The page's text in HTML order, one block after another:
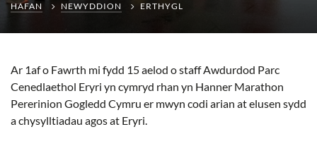
HAFAN NEWYDDION ERTHYGL
Ar 1af o Fawrth mi fydd 15 aelod o staff Awdurdod Parc
Cenedlaethol Eryri yn cymryd rhan yn Hanner Marathon
Pererinion Gogledd Cymru er mwyn codi arian at elusen sydd
a chysylltiadau agos at Eryri.